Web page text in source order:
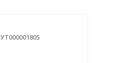
УТ000001805